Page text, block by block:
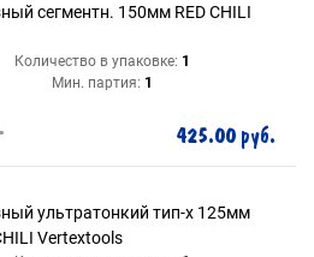
сегментн. 150мм RED CHILI
Количество в упаковке: 1
Мин. партия: 1
425.00 руб.
ультратонкий тип-х 125мм
Vertextools